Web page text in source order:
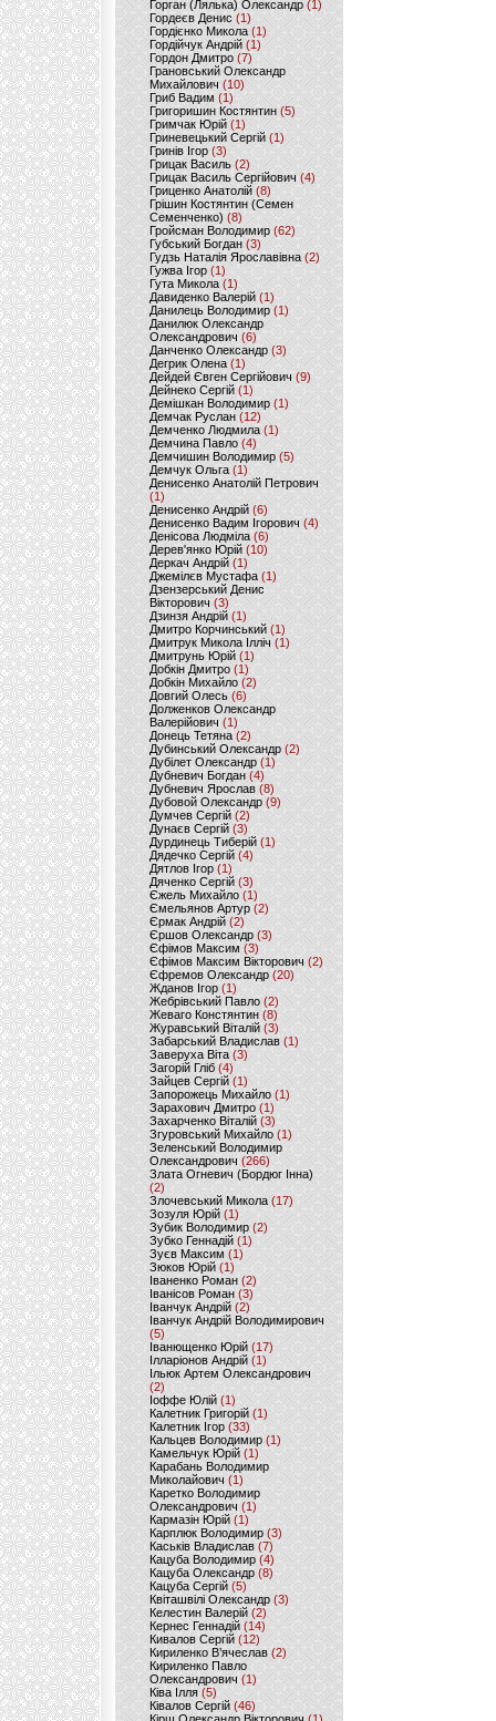
Горган (Лялька) Олександр(1)
Гордеєв Денис (1)
Гордієнко Микола (1)
Гордійчук Андрій (1)
Гордон Дмитро (7)
Грановський Олександр
Михайлович (10)
Гриб Вадим (1)
Григоришин Костянтин (5)
Гримчак Юрій(1)
Гриневецький Сергій(1)
Гринів Ігор (3)
Грицак Василь (2)
Грицак Василь Сергійович (4)
Гриценко Анатолій (8)
Грішин Костянтин (Семен
Семенченко)(8)
Гройсман Володимир(62)
Губський Богдан (3)
Гудзь Наталія Ярославівна(2)
Гужва Ігор (1)
Гута Микола (1)
Давиденко Валерій (1)
Данилець Володимир(1)
Данилюк Олександр
Олександрович (6)
Данченко Олександр (3)
Дегрик Олена(1)
Дейдей Євген Сергійович(9)
Дейнеко Сергій (1)
Демішкан Володимир(1)
Демчак Руслан (12)
Демченко Людмила (1)
Демчина Павло (4)
Демчишин Володимир (5)
Демчук Ольга(1)
Денисенко Анатолій Петрович
(1)
Денисенко Андрій (6)
Денисенко Вадим Ігорович (4)
Денісова Людміла(6)
Дерев'янко Юрій(10)
Деркач Андрій(1)
Джемілєв Мустафа (1)
Дзензерський Денис
Вікторович (3)
Дзинзя Андрій (1)
Дмитро Корчинський (1)
Дмитрук Микола Ілліч (1)
Дмитрунь Юрій (1)
Добкін Дмитро(1)
Добкін Михайло (2)
Довгий Олесь (6)
Долженков Олександр
Валерійович (1)
Донець Тетяна (2)
Дубинський Олександр(2)
Дубілет Олександр (1)
Дубневич Богдан (4)
Дубневич Ярослав (8)
Дубовой Олександр(9)
Думчев Сергій (2)
Дунаєв Сергій(3)
Дурдинець Тиберій (1)
Дядечко Сергій (4)
Дятлов Ігор (1)
Дяченко Сергій (3)
Єжель Михайло (1)
Ємельянов Артур (2)
Єрмак Андрій (2)
Єршов Олександр (3)
Єфімов Максим (3)
Єфімов Максим Вікторович (2)
Єфремов Олександр (20)
Жданов Ігор (1)
Жебрівський Павло (2)
Жеваго Констянтин (8)
Журавський Віталій (3)
Забарський Владислав (1)
Заверуха Віта (3)
Загорій Гліб (4)
Зайцев Сергій(1)
Запорожець Михайло (1)
Зарахович Дмитро (1)
Захарченко Віталій (3)
Згуровський Михайло (1)
Зеленський Володимир
Олександрович (266)
Злата Огневич (Бордюг Інна)
(2)
Злочевський Микола(17)
Зозуля Юрій (1)
Зубик Володимир (2)
Зубко Геннадій (1)
Зуєв Максим(1)
Зюков Юрій (1)
Іваненко Роман (2)
Іванісов Роман (3)
Іванчук Андрій(2)
Іванчук Андрій Володимирович
(5)
Іванющенко Юрій (17)
Ілларіонов Андрій (1)
Ільюк Артем Олександрович
(2)
Іоффе Юлій (1)
Калетник Григорій(1)
Калетник Ігор (33)
Кальцев Володимир(1)
Камельчук Юрій (1)
Карабань Володимир
Миколайович (1)
Каретко Володимир
Олександрович (1)
Кармазін Юрій(1)
Карплюк Володимир(3)
Каськів Владислав (7)
Кацуба Володимир (4)
Кацуба Олександр (8)
Кацуба Сергій (5)
Квіташвілі Олександр(3)
Келестин Валерій(2)
Кернес Геннадій (14)
Кивалов Сергій (12)
Кириленко В’ячеслав (2)
Кириленко Павло
Олександрович (1)
Ківа Ілля (5)
Ківалов Сергій(46)